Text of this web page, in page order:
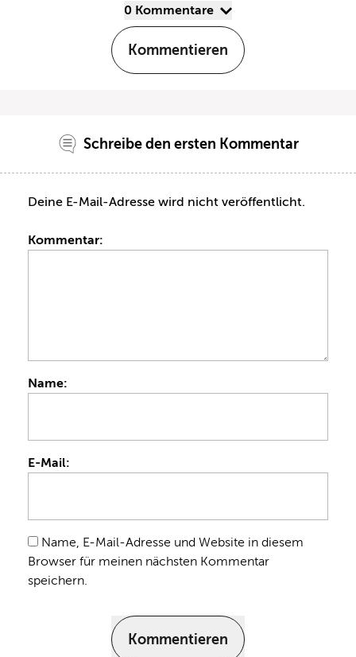
0 Kommentare
Kommentieren
Schreibe den ersten Kommentar
Deine E-Mail-Adresse wird nicht veröffentlicht.
Kommentar:
Name:
E-Mail:
Name, E-Mail-Adresse und Website in diesem
Browser für meinen nächsten Kommentar
speichern.
Kommentieren